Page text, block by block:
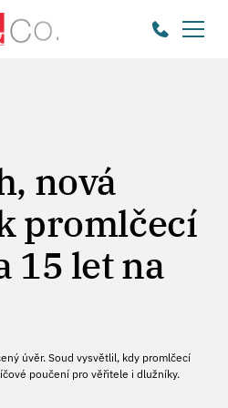
nová
promlčecí
15 let na
úvěr. Soud vysvětlil, kdy promlčecí
poučení pro věřitele i dlužníky.